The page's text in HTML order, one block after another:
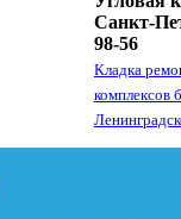
Санкт-
98-56
Кладка
комплексов